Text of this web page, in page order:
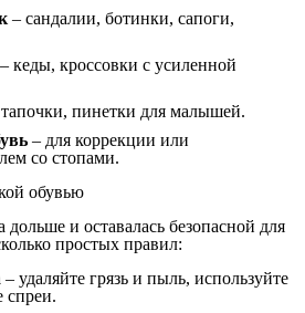
– сандалии, ботинки, сапоги,
– кеды, кроссовки с усиленной
пинетки для малышей.
– для коррекции или
со стопами.
обувью
и оставалась безопасной для
простых правил:
– удаляйте грязь и пыль, используйте
спреи.